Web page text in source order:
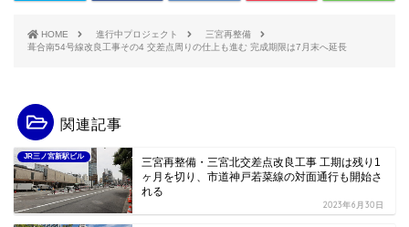
HOME 進行中プロジェクト
三宮再整備
葺合南54号線改良工事その4 交差点周りの仕上も進む 完成期限は7月末へ延長
関連記事
JR三ノ宮新駅ビル
三宮再整備・三宮北交差点改良工事 工期は残り1
ヶ月を切り、市道神戸若菜線の対面通行も開始さ
れる
2023年6月30日